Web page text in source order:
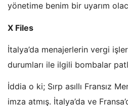
yönetime benim bir uyarım
X Files
İtalya’da menajerlerin vergi
durumları ile ilgili bombalar
İddia o ki; Sırp asıllı Fransız
imza atmış. İtalya’da ve